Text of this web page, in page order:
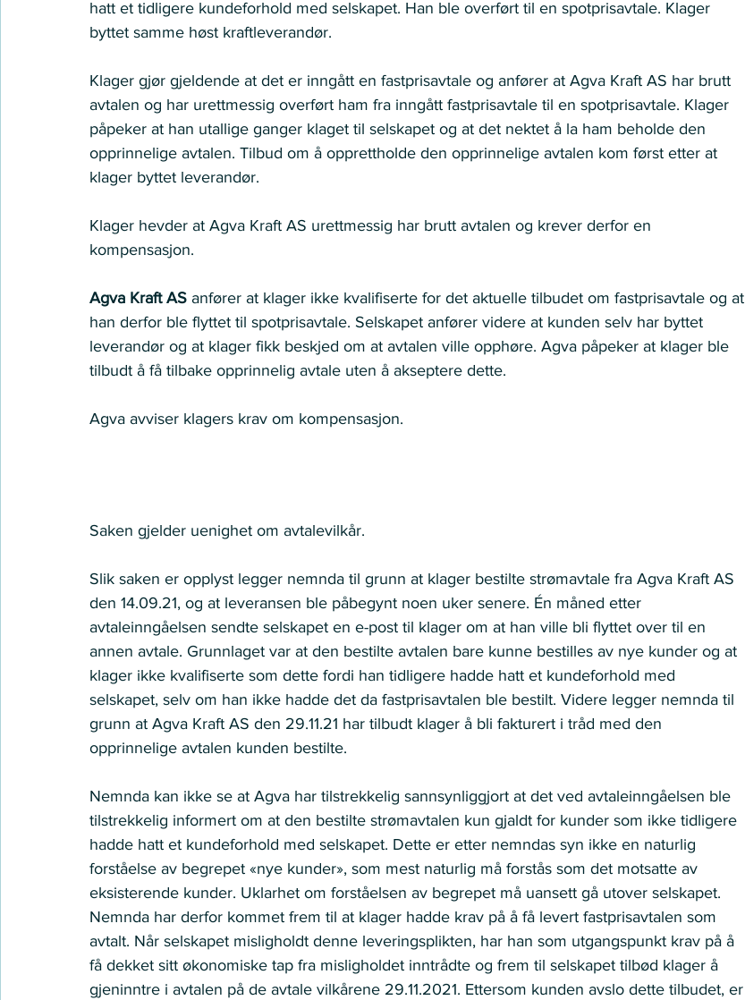
hatt et tidligere kundeforhold med selskapet. Han ble overført til en spotprisavtale. Klager
byttet samme høst kraftleverandør.
Klager gjør gjeldende at det er inngått en fastprisavtale og anfører at Agva Kraft AS har brutt
avtalen og har urettmessig overført ham fra inngått fastprisavtale til en spotprisavtale. Klager
påpeker at han utallige ganger klaget til selskapet og at det nektet å la ham beholde den
opprinnelige avtalen. Tilbud om å opprettholde den opprinnelige avtalen kom først etter at
klager byttet leverandør.
Klager hevder at Agva Kraft AS urettmessig har brutt avtalen og krever derfor en
kompensasjon.
Agva Kraft AS anfører at klager ikke kvalifiserte for det aktuelle tilbudet om fastprisavtale og at
han derfor ble flyttet til spotprisavtale. Selskapet anfører videre at kunden selv har byttet
leverandør og at klager fikk beskjed om at avtalen ville opphøre. Agva påpeker at klager ble
tilbudt å få tilbake opprinnelig avtale uten å akseptere dette.
Agva avviser klagers krav om kompensasjon.
Saken gjelder uenighet om avtalevilkår.
Slik saken er opplyst legger nemnda til grunn at klager bestilte strømavtale fra Agva Kraft AS
den 14.09.21, og at leveransen ble påbegynt noen uker senere. Én måned etter
avtaleinngåelsen sendte selskapet en e-post til klager om at han ville bli flyttet over til en
annen avtale. Grunnlaget var at den bestilte avtalen bare kunne bestilles av nye kunder og at
klager ikke kvalifiserte som dette fordi han tidligere hadde hatt et kundeforhold med
selskapet, selv om han ikke hadde det da fastprisavtalen ble bestilt. Videre legger nemnda til
grunn at Agva Kraft AS den 29.11.21 har tilbudt klager å bli fakturert i tråd med den
opprinnelige avtalen kunden bestilte.
Nemnda kan ikke se at Agva har tilstrekkelig sannsynliggjort at det ved avtaleinngåelsen ble
tilstrekkelig informert om at den bestilte strømavtalen kun gjaldt for kunder som ikke tidligere
hadde hatt et kundeforhold med selskapet. Dette er etter nemndas syn ikke en naturlig
forståelse av begrepet «nye kunder», som mest naturlig må forstås som det motsatte av
eksisterende kunder. Uklarhet om forståelsen av begrepet må uansett gå utover selskapet.
Nemnda har derfor kommet frem til at klager hadde krav på å få levert fastprisavtalen som
avtalt. Når selskapet misligholdt denne leveringsplikten, har han som utgangspunkt krav på å
få dekket sitt økonomiske tap fra misligholdet inntrådte og frem til selskapet tilbød klager å
gjeninntre i avtalen på de avtale vilkårene 29.11.2021. Ettersom kunden avslo dette tilbudet, er